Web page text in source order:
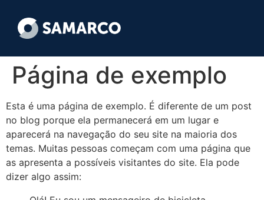
Página de exemplo
Esta é uma página de exemplo. É diferente de um post
no blog porque ela permanecerá em um lugar e
aparecerá na navegação do seu site na maioria dos
temas. Muitas pessoas começam com uma página que
as apresenta a possíveis visitantes do site. Ela pode
dizer algo assim: